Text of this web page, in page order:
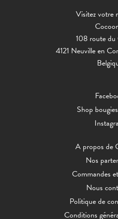
Visitez votre
108 route du
4121 Neuville en
Shop
A propos de
Nos
Commandes
Nous
Politique de
Conditions